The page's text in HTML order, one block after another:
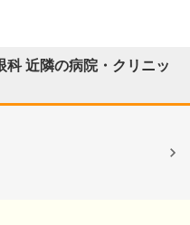
科近隣の病院・クリニッ